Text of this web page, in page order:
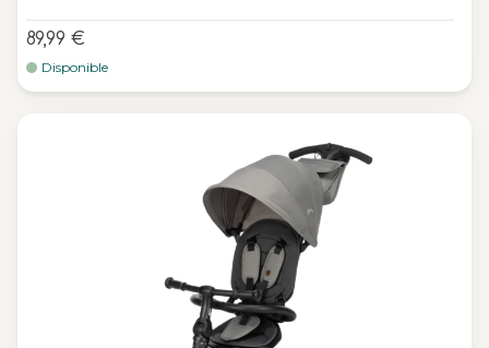
89,99 €
Disponible